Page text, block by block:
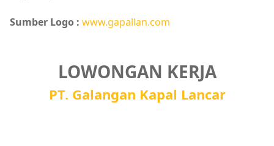
Sumber Logo : www.gapallan.com
LOWONGAN KERJA
PT. Galangan Kapal Lancar